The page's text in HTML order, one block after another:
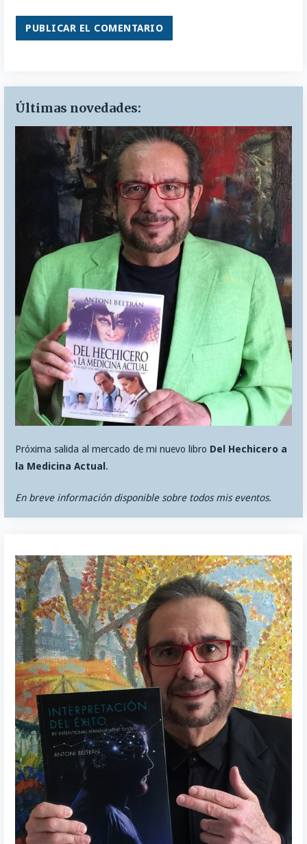
Últimas novedades:
Próxima salida al mercado de mi nuevo libro Del Hechicero a
la Medicina Actual .
En breve información disponible sobre todos mis eventos.